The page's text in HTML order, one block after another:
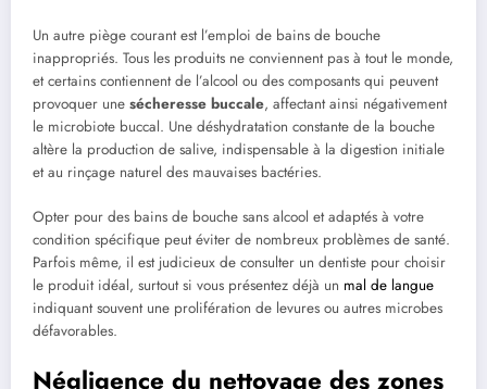
Un autre piège courant est l’emploi de bains de bouche
inappropriés. Tous les produits ne conviennent pas à tout le monde,
et certains contiennent de l’alcool ou des composants qui peuvent
provoquer une sécheresse buccale, affectant ainsi négativement
le microbiote buccal. Une déshydratation constante de la bouche
altère la production de salive, indispensable à la digestion initiale
et au rinçage naturel des mauvaises bactéries.
Opter pour des bains de bouche sans alcool et adaptés à votre
condition spécifique peut éviter de nombreux problèmes de santé.
Parfois même, il est judicieux de consulter un dentiste pour choisir
le produit idéal, surtout si vous présentez déjà un mal de langue
indiquant souvent une prolifération de levures ou autres microbes
défavorables.
Négligence du nettoyage des zones